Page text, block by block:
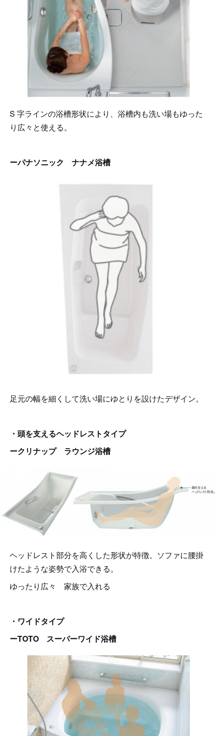
S 字ラインの浴槽形状により、浴槽内も洗い場もゆった
り広々と使える。
ーパナソニック ナナメ浴槽
足元の幅を細くして洗い場にゆとりを設けたデザイン。
・頭を支えるヘッドレストタイプ
ークリナップ ラウンジ浴槽
ヘッドレスト部分を高くした形状が特徴。ソファに腰掛
けたような姿勢で入浴できる。
ゆったり広々 家族で入れる
・ワイドタイプ
ーTOTO スーパーワイド浴槽